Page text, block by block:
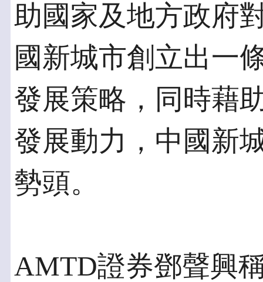
助國家及地方政府
國新城市創立出一
發展策略，同時藉
發展動力，中國新
勢頭。
AMTD證券鄧聲興